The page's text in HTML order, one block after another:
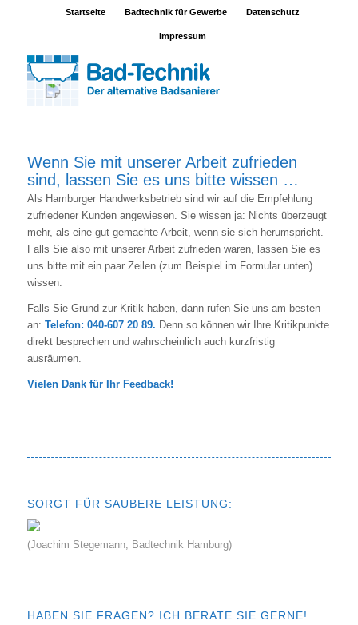
Startseite Badtechnik für Gewerbe Datenschutz
Impressum
Wenn Sie mit unserer Arbeit zufrieden
sind, lassen Sie es uns bitte wissen …
Als Hamburger Handwerksbetrieb sind wir auf die Empfehlung
zufriedener Kunden angewiesen. Sie wissen ja: Nichts überzeugt
mehr, als eine gut gemachte Arbeit, wenn sie sich herumspricht.
Falls Sie also mit unserer Arbeit zufrieden waren, lassen Sie es
uns bitte mit ein paar Zeilen (zum Beispiel im Formular unten)
wissen.
Falls Sie Grund zur Kritik haben, dann rufen Sie uns am besten
an: Telefon: 040-607 20 89. Denn so können wir Ihre Kritikpunkte
direkt besprechen und wahrscheinlich auch kurzfristig
ausräumen.
Vielen Dank für Ihr Feedback!
SORGT FÜR SAUBERE LEISTUNG:
(Joachim Stegemann, Badtechnik Hamburg)
HABEN SIE FRAGEN? ICH BERATE SIE GERNE!